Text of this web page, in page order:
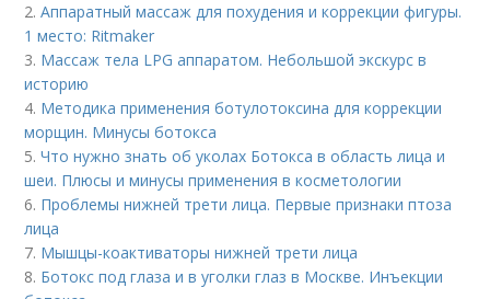
2.Аппаратный массаж для похудения и коррекции фигуры.
1 место: Ritmaker
3. Массаж тела LPG аппаратом. Небольшой экскурс в
историю
4. Методика применения ботулотоксина для коррекции
морщин. Минусы ботокса
5.Что нужно знать об уколах Ботокса в область лица и
шеи. Плюсы и минусы применения в косметологии
6. Проблемы нижней трети лица. Первые признаки птоза
лица
7. Мышцы-коактиваторы нижней трети лица
8. Ботокс под глаза и в уголки глаз в Москве. Инъекции